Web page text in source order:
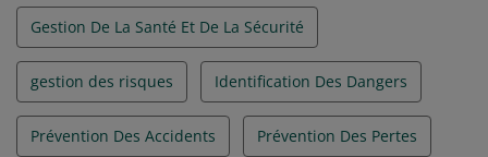
Gestion De La Santé Et De La Sécurité
gestion des risques Identification Des Dangers
Prévention Des Accidents Prévention Des Pertes